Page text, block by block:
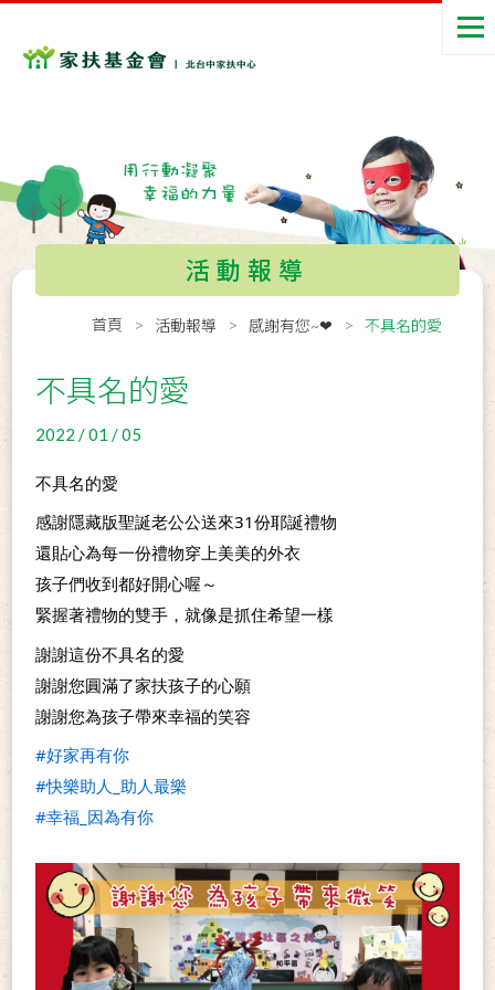
活動報導
首頁 活動報導 感謝有您~❤ 不具名的愛
不具名的愛
2022 / 01 / 05
不具名的愛
感謝隱藏版聖誕老公公送來31份耶誕禮物
還貼心為每一份禮物穿上美美的外衣
孩子們收到都好開心喔～
緊握著禮物的雙手，就像是抓住希望一樣
謝謝這份不具名的愛
謝謝您圓滿了家扶孩子的心願
謝謝您為孩子帶來幸福的笑容
#好家再有你
#快樂助人_助人最樂
#幸福_因為有你